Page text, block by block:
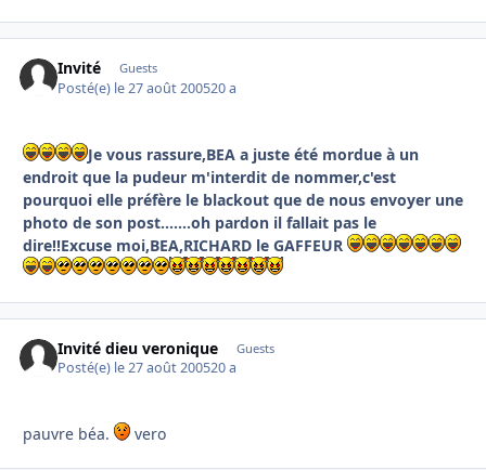
Invité Guests
Posté(e) le 27 août 200520 a
Je vous rassure,BEA a juste été mordue à un
endroit que la pudeur m'interdit de nommer,c'est
pourquoi elle préfère le blackout que de nous envoyer une
photo de son post.......oh pardon il fallait pas le
dire!!Excuse moi,BEA,RICHARD le GAFFEUR
Invité dieu veronique Guests
Posté(e) le 27 août 200520 a
pauvre béa. vero